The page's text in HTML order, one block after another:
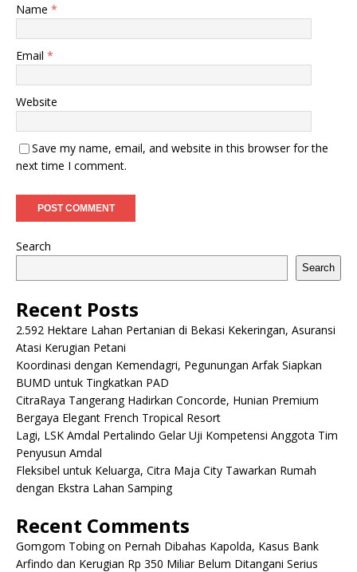
Name *
Email *
Website
Save my name, email, and website in this browser for the
next time I comment.
Search
Search
Recent Posts
2.592 Hektare Lahan Pertanian di Bekasi Kekeringan, Asuransi
Atasi Kerugian Petani
Koordinasi dengan Kemendagri, Pegunungan Arfak Siapkan
BUMD untuk Tingkatkan PAD
CitraRaya Tangerang Hadirkan Concorde, Hunian Premium
Bergaya Elegant French Tropical Resort
Lagi, LSK Amdal Pertalindo Gelar Uji Kompetensi Anggota Tim
Penyusun Amdal
Fleksibel untuk Keluarga, Citra Maja City Tawarkan Rumah
dengan Ekstra Lahan Samping
Recent Comments
Gomgom Tobingon Pernah Dibahas Kapolda, Kasus Bank
Arfindo dan Kerugian Rp 350 Miliar Belum Ditangani Serius